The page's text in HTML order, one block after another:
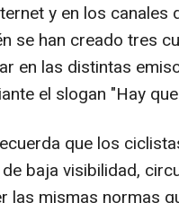
y en los
se han creado tres
en las distintas
el slogan "Hay
que los
baja visibilidad,
las mismas normas